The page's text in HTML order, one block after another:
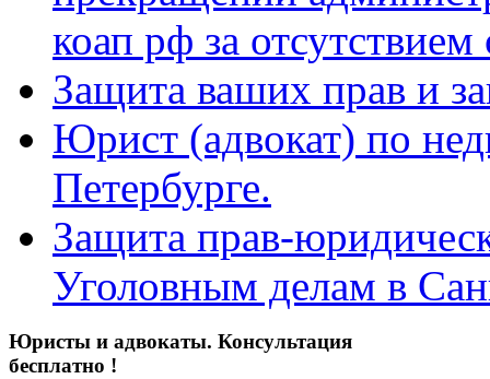
коап рф за отсутствием
Защита ваших прав и
Юрист (адвокат) по
Петербурге.
Защита прав-
Уголовным делам в
Юристы и адвокаты. Консультация
бесплатно !